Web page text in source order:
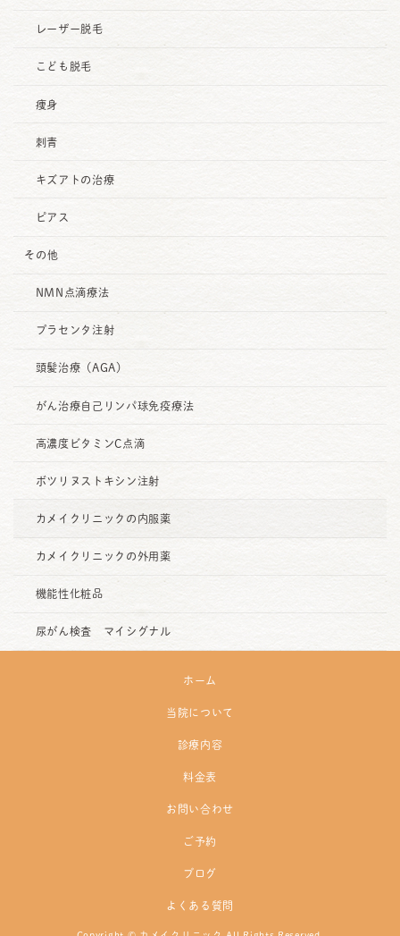
レーザー脱毛
こども脱毛
痩身
刺青
キズアトの治療
ピアス
その他
NMN点滴療法
プラセンタ注射
頭髪治療（AGA）
がん治療自己リンパ球免疫療法
高濃度ビタミンC点滴
ボツリヌストキシン注射
カメイクリニックの内服薬
カメイクリニックの外用薬
機能性化粧品
尿がん検査 マイシグナル
ホーム
当院について
診療内容
料金表
お問い合わせ
ご予約
ブログ
よくある質問